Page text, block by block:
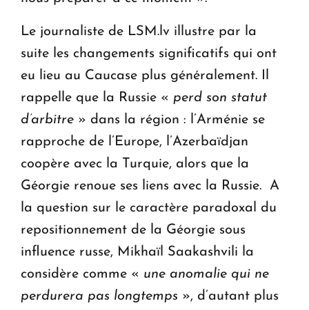
Le journaliste de LSM.lv illustre par la
suite les changements significatifs qui ont
eu lieu au Caucase plus généralement. Il
rappelle que la Russie « perd son statut
d’arbitre » dans la région : l’Arménie se
rapproche de l’Europe, l’Azerbaïdjan
coopère avec la Turquie, alors que la
Géorgie renoue ses liens avec la Russie. A
la question sur le caractère paradoxal du
repositionnement de la Géorgie sous
influence russe, Mikhaïl Saakashvili la
considère comme « une anomalie qui ne
perdurera pas longtemps », d’autant plus